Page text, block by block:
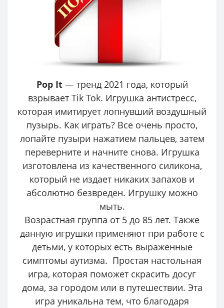
Pop It — тренд 2021 года, который
взрывает Tik Tok. Игрушка антистресс,
которая имитирует лопнувший воздушный
пузырь. Как играть? Все очень просто,
лопайте пузыри нажатием пальцев, затем
переверните и начните снова. Игрушка
изготовлена из качественного силикона,
который не издает никаких запахов и
абсолютно безвреден. Игрушку можно
мыть.
Возрастная группа от 5 до 85 лет. Также
данную игрушки применяют при работе с
детьми, у которых есть выраженные
симптомы аутизма. Простая настольная
игра, которая поможет скрасить досуг
дома, за городом или в путешествии. Эта
игра уникальна тем, что благодаря